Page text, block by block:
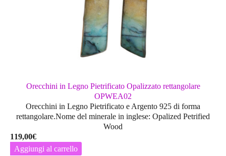
Orecchini in Legno Pietrificato Opalizzato rettangolare
OPWEA02
Orecchini in Legno Pietrificato e Argento 925 di forma
rettangolare.Nome del minerale in inglese: Opalized Petrified
Wood
119,00€
Aggiungi al carrello